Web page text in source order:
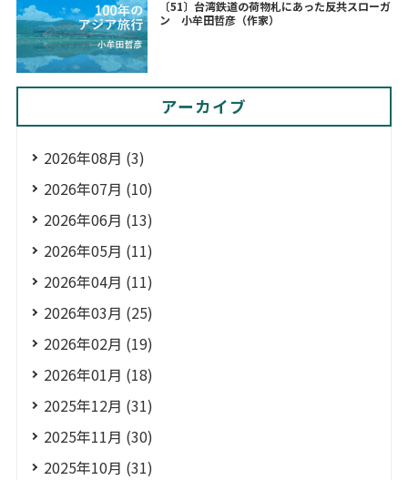
〔51〕台湾鉄道の荷物札にあった反共スローガ
ン 小牟田哲彦（作家）
アーカイブ
2026年08月 (3)
2026年07月 (10)
2026年06月 (13)
2026年05月 (11)
2026年04月 (11)
2026年03月 (25)
2026年02月 (19)
2026年01月 (18)
2025年12月 (31)
2025年11月 (30)
2025年10月 (31)